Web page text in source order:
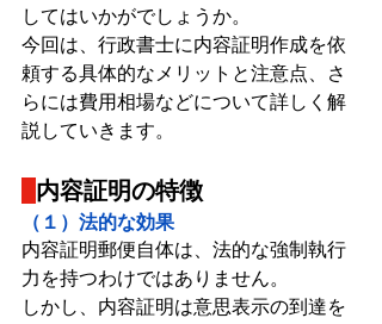
してはいかがでしょうか。
今回は、行政書士に内容証明作成を依
頼する具体的なメリットと注意点、さ
らには費用相場などについて詳しく解
説していきます。
内容証明の特徴
（１）法的な効果
内容証明郵便自体は、法的な強制執行
力を持つわけではありません。
しかし、内容証明は意思表示の到達を